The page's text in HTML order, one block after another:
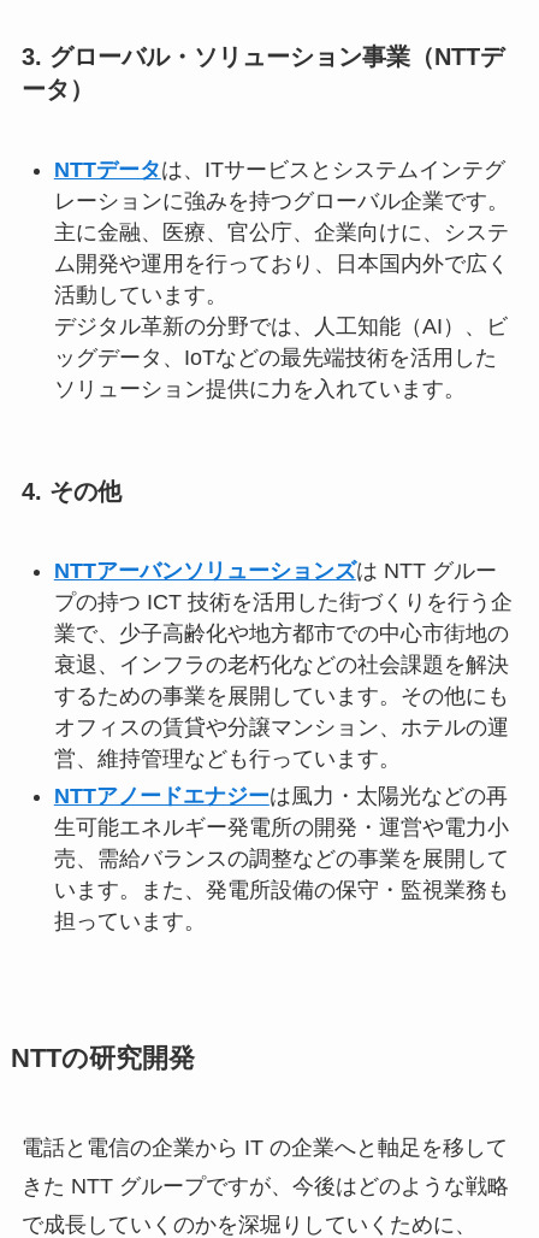
3. グローバル・ソリューション事業（NTTデ
ータ）
NTTデータは、ITサービスとシステムインテグ
レーションに強みを持つグローバル企業です。
主に金融、医療、官公庁、企業向けに、システ
ム開発や運用を行っており、日本国内外で広く
活動しています。
デジタル革新の分野では、人工知能（AI）、ビ
ッグデータ、IoTなどの最先端技術を活用した
ソリューション提供に力を入れています。
4. その他
NTTアーバンソリューションズは NTT グルー
プの持つ ICT 技術を活用した街づくりを行う企
業で、少子高齢化や地方都市での中心市街地の
衰退、インフラの老朽化などの社会課題を解決
するための事業を展開しています。その他にも
オフィスの賃貸や分譲マンション、ホテルの運
営、維持管理なども行っています。
NTTアノードエナジーは風力・太陽光などの再
生可能エネルギー発電所の開発・運営や電力小
売、需給バランスの調整などの事業を展開して
います。また、発電所設備の保守・監視業務も
担っています。
NTTの研究開発
電話と電信の企業から IT の企業へと軸足を移して
きた NTT グループですが、今後はどのような戦略
で成長していくのかを深堀りしていくために、